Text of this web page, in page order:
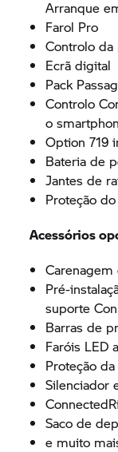
Arranque
Farol Pro
Controlo
Ecrã digital
Pack
Controlo
o
Option 719
Bateria de
Jantes de
Proteção
Acessórios
Pré-
suporte
Barras de
Faróis LED
Proteção
Silenciador
Saco de
e muito